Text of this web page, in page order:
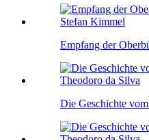
Empfang der
Die Geschichte